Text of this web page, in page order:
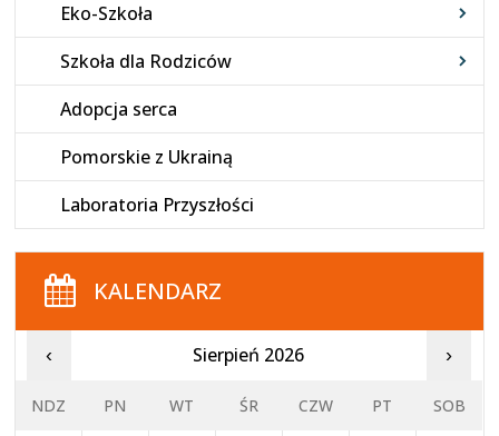
Eko-Szkoła
Szkoła dla Rodziców
Adopcja serca
Pomorskie z Ukrainą
Laboratoria Przyszłości
KALENDARZ
‹ Sierpień 2026 ›
NDZ PN WT ŚR CZW PT SOB